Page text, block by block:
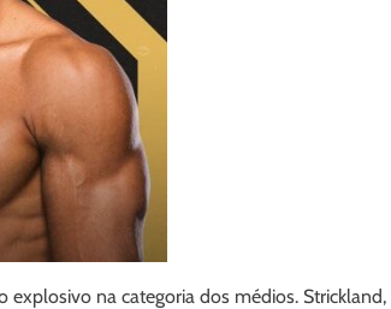
na categoria dos médios. Strickland,